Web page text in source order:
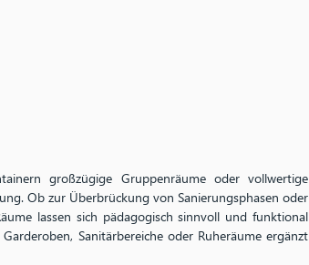
großzügige Gruppenräume oder vollwertige
Ob zur Überbrückung von Sanierungsphasen oder
lassen sich pädagogisch sinnvoll und funktional
Sanitärbereiche oder Ruheräume ergänzt